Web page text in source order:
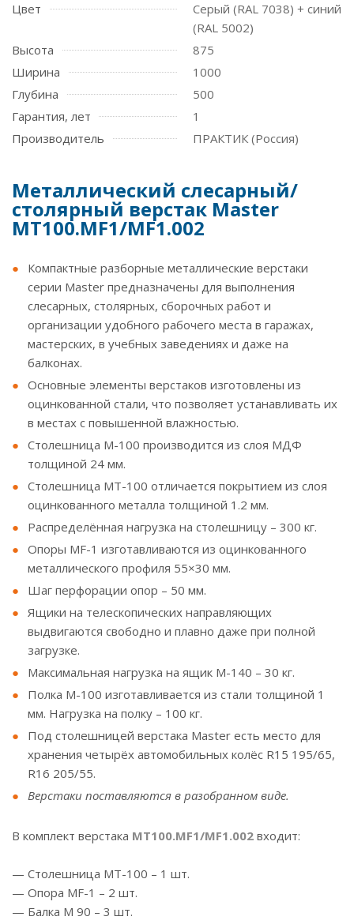
Цвет
Серый (RAL 7038) + синий
(RAL 5002)
Высота
875
Ширина
1000
Глубина
500
Гарантия, лет
1
Производитель
ПРАКТИК (Россия)
Металлический слесарный/
столярный верстак Master
MT100.MF1/MF1.002
Компактные разборные металлические верстаки
серии Master предназначены для выполнения
слесарных, столярных, сборочных работ и
организации удобного рабочего места в гаражах,
мастерских, в учебных заведениях и даже на
балконах.
Основные элементы верстаков изготовлены из
оцинкованной стали, что позволяет устанавливать их
в местах с повышенной влажностью.
Столешница М-100 производится из слоя МДФ
толщиной 24 мм.
Столешница МT-100 отличается покрытием из слоя
оцинкованного металла толщиной 1.2 мм.
Распределённая нагрузка на столешницу – 300 кг.
Опоры МF-1 изготавливаются из оцинкованного
металлического профиля 55×30 мм.
Шаг перфорации опор – 50 мм.
Ящики на телескопических направляющих
выдвигаются свободно и плавно даже при полной
загрузке.
Максимальная нагрузка на ящик М-140 – 30 кг.
Полка М-100 изготавливается из стали толщиной 1
мм. Нагрузка на полку – 100 кг.
Под столешницей верстака Master есть место для
хранения четырёх автомобильных колёс R15 195/65,
R16 205/55.
Верстаки поставляются в разобранном виде.
В комплект верстака MT100.MF1/MF1.002 входит:
— Столешница МT-100 – 1 шт.
— Опора МF-1 – 2 шт.
— Балка M 90 – 3 шт.